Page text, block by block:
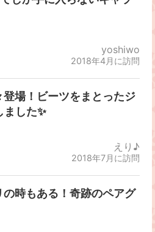
yoshiwo
2018年4月に訪問
場！ビーツをまとったジ
ました✨
えり♪
2018年7月に訪問
時もある！奇跡のペアグ